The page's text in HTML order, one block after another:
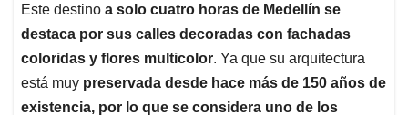
Este destino a solo cuatro horas de Medellín se
destaca por sus calles decoradas con fachadas
coloridas y flores multicolor. Ya que su arquitectura
está muy preservada desde hace más de 150 años de
existencia, por lo que se considera uno de los